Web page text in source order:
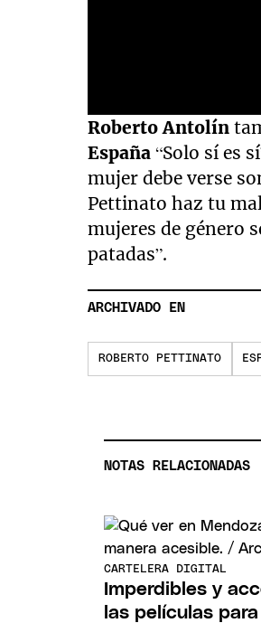
0
seconds
of
8
minutes,
secondsVolume
90%
Roberto Antolín
España“Solo sí es
mujer debe verse
Pettinato haz tu
mujeres de género
patadas”.
ARCHIVADO EN
ROBERTO PETTINATO
NOTAS RELACIONADAS
CARTELERA DIGITAL
Imperdibles y
las películas